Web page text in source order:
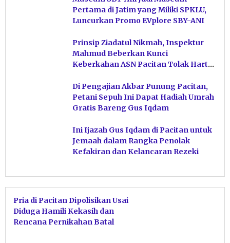
Pertama di Jatim yang Miliki SPKLU,
Luncurkan Promo EVplore SBY-ANI
Prinsip Ziadatul Nikmah, Inspektur
Mahmud Beberkan Kunci
Keberkahan ASN Pacitan Tolak Harta
Di Pengajian Akbar Punung Pacitan,
Petani Sepuh Ini Dapat Hadiah Umrah
Gratis Bareng Gus Iqdam
Ini Ijazah Gus Iqdam di Pacitan untuk
Jemaah dalam Rangka Penolak
Kefakiran dan Kelancaran Rezeki
Pria di Pacitan Dipolisikan Usai
Diduga Hamili Kekasih dan
Rencana Pernikahan Batal